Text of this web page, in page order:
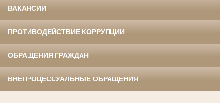
ВАКАНСИИ
ПРОТИВОДЕЙСТВИЕ КОРРУПЦИИ
ОБРАЩЕНИЯ ГРАЖДАН
ВНЕПРОЦЕССУАЛЬНЫЕ ОБРАЩЕНИЯ